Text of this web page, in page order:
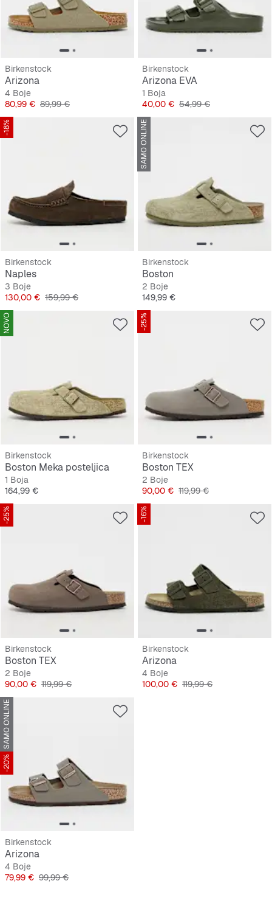
Birkenstock
Arizona
4 Boje
Cijena
80,99 € Originalna cijena
89,99 €
Birkenstock
Arizona EVA
1 Boja
Cijena
40,00 € Originalna cijena
54,99 €
-18%
Birkenstock
Naples
3 Boje
Cijena
130,00 € Originalna cijena
159,99 €
SAMO ONLINE
Birkenstock
Boston
2 Boje
Cijena
149,99 €
NOVO
Birkenstock
Boston Meka posteljica
1 Boja
Cijena
164,99 €
-25%
Birkenstock
Boston TEX
2 Boje
Cijena
90,00 € Originalna cijena
119,99 €
-25%
Birkenstock
Boston TEX
2 Boje
Cijena
90,00 € Originalna cijena
119,99 €
-16%
Birkenstock
Arizona
4 Boje
Cijena
100,00 € Originalna cijena
119,99 €
SAMO ONLINE
-20%
Birkenstock
Arizona
4 Boje
Cijena
79,99 € Originalna cijena
99,99 €